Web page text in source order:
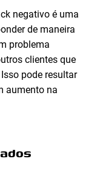
negativo é uma
de maneira
problema
clientes que
pode resultar
aumento na